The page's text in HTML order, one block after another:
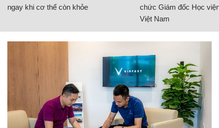
ngay khi cơ thể còn khỏe
chức Giám đốc Học
Việt Nam